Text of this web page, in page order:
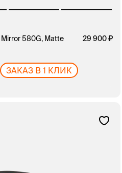
580G, Matte
29 900
ЗАКАЗ В 1 КЛИК